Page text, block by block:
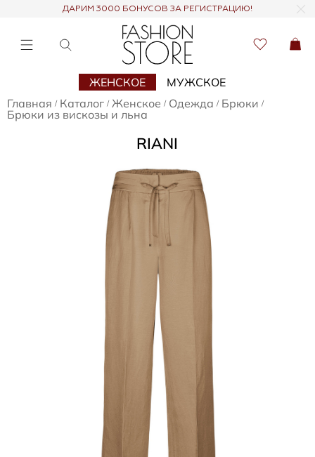
ДАРИМ 3000 БОНУСОВ ЗА РЕГИСТРАЦИЮ!
ЖЕНСКОЕ
МУЖСКОЕ
Главная / Каталог / Женское / Одежда / Брюки /
Брюки из вискозы и льна
RIANI